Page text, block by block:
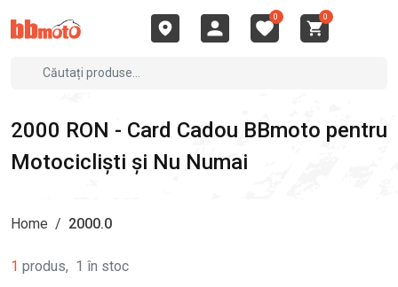
0 0
2000 RON - Card Cadou BBmoto pentru
Motocicliști și Nu Numai
Home / 2000.0
1 produs, 1 în stoc